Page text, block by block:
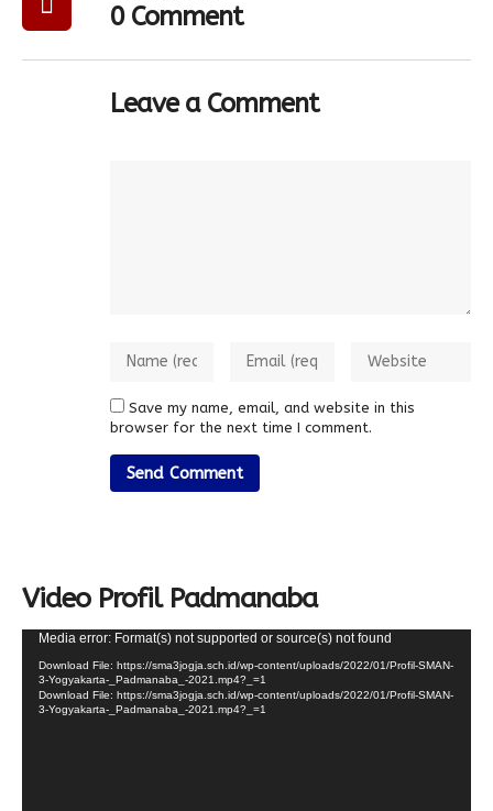
0 Comment
Leave a Comment
Save my name, email, and website in this
browser for the next time I comment.
Video Profil Padmanaba
Video
Player
Media error: Format(s) not supported or source(s) not found
Download File: https://sma3jogja.sch.id/wp-content/uploads/2022/01/Profil-SMAN-
3-Yogyakarta-_Padmanaba_-2021.mp4?_=1
Download File: https://sma3jogja.sch.id/wp-content/uploads/2022/01/Profil-SMAN-
3-Yogyakarta-_Padmanaba_-2021.mp4?_=1